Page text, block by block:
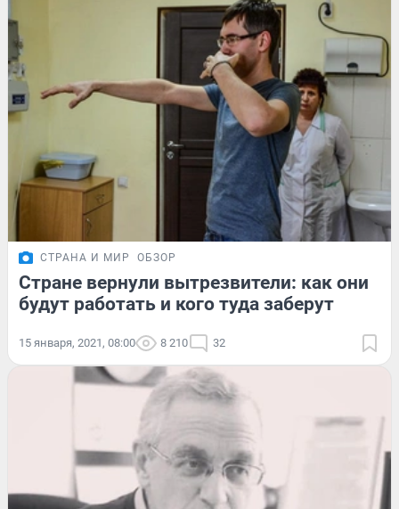
СТРАНА И МИР ОБЗОР
Стране вернули вытрезвители: как они
будут работать и кого туда заберут
15 января, 2021, 08:00 8 210 32